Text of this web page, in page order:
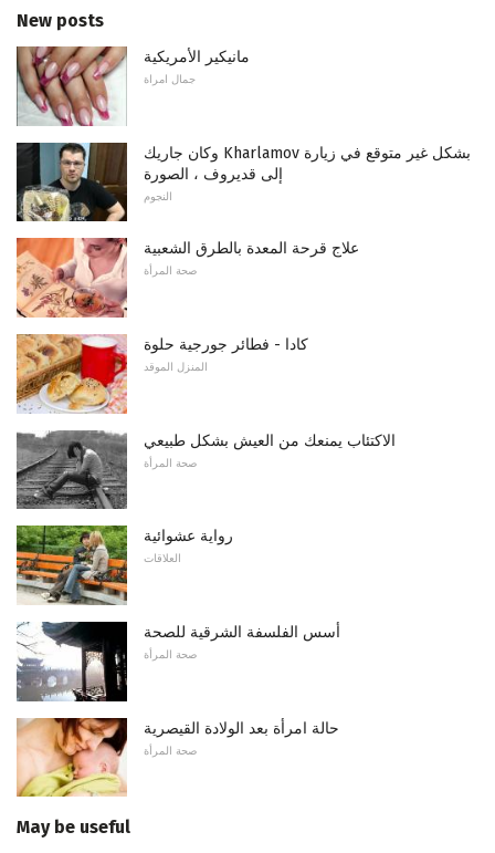
New posts
مانيكير الأمريكية
جمال امراة
وكان جاريك Kharlamov بشكل غير متوقع في زيارة
إلى قديروف ، الصورة
النجوم
علاج قرحة المعدة بالطرق الشعبية
صحة المرأة
كادا - فطائر جورجية حلوة
المنزل الموقد
الاكتئاب يمنعك من العيش بشكل طبيعي
صحة المرأة
رواية عشوائية
العلاقات
أسس الفلسفة الشرقية للصحة
صحة المرأة
حالة امرأة بعد الولادة القيصرية
صحة المرأة
May be useful